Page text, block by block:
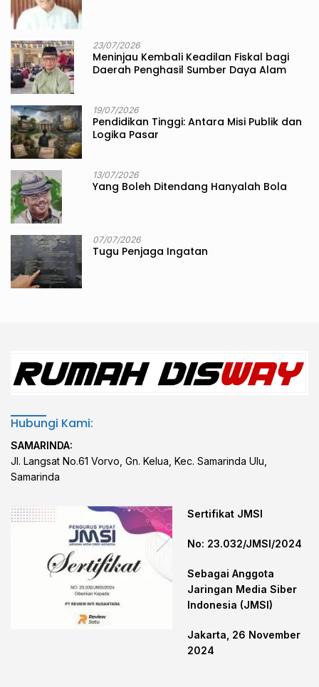
23/07/2026
Meninjau Kembali Keadilan Fiskal bagi
Daerah Penghasil Sumber Daya Alam
19/07/2026
Pendidikan Tinggi: Antara Misi Publik dan
Logika Pasar
13/07/2026
Yang Boleh Ditendang Hanyalah Bola
07/07/2026
Tugu Penjaga Ingatan
Hubungi Kami:
SAMARINDA:
Jl. Langsat No.61 Vorvo, Gn. Kelua, Kec. Samarinda Ulu,
Samarinda
Sertifikat JMSI
No: 23.032/JMSI/2024
Sebagai Anggota
Jaringan Media Siber
Indonesia (JMSI)
Jakarta, 26 November
2024